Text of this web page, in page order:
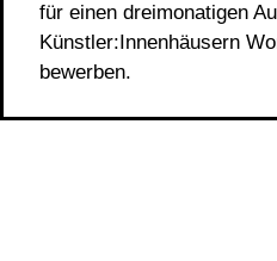
für einen dreimonatigen
Künstler:Innenhäusern
bewerben.